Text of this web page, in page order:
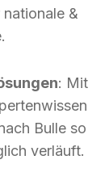
&
: Mit
Bulle so
verläuft.